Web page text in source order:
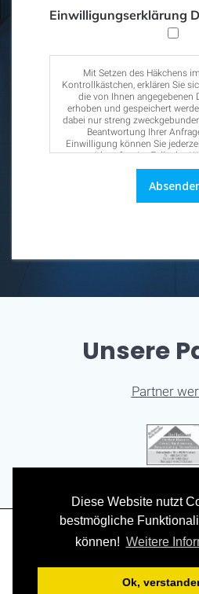
Diese Website nutzt
bestmögliche
können! Weitere
Ok,
Einwilligungserklärung
Mit Setzen des Häkchens
Kontrollkästchen, erklären Sie
die von Ihnen angegebenen
erhoben und gespeichert
dabei nur streng
Beantwortung Ihrer
Einwilligung können Sie
uns widerrufen. Im Falle des
Daten umgehend gelöscht.
Unsere
Partner
© 2026